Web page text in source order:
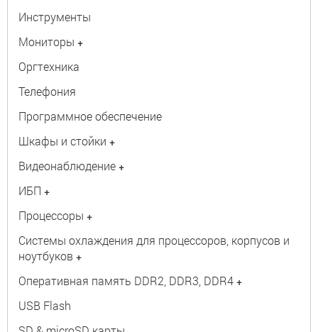
Инструменты
Мониторы +
Оргтехника
Телефония
Программное обеспечение
Шкафы и стойки +
Видеонаблюдение +
ИБП +
Процессоры +
Системы охлаждения для процессоров, корпусов и
ноутбуков +
Оперативная память DDR2, DDR3, DDR4 +
USB Flash